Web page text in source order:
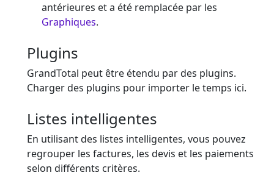
antérieures et a été remplacée par les
Graphiques.
Plugins
GrandTotal peut être étendu par des plugins.
Charger des plugins pour importer le temps ici.
Listes intelligentes
En utilisant des listes intelligentes, vous pouvez
regrouper les factures, les devis et les paiements
selon différents critères.